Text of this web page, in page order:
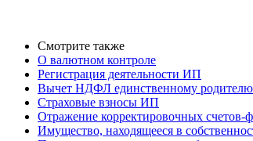
Смотрите также
О валютном контроле
Регистрация деятельности ИП
Вычет НДФЛ единственному родителю
Страховые взносы ИП
Отражение корректировочных счетов-
Имущество, находящееся в